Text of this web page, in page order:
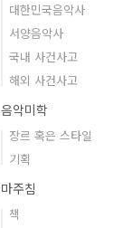
대한민국음악사
서양음악사
국내 사건사고
해외 사건사고
음악미학
장르 혹은 스타일
기획
마주침
책